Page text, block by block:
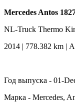
Mercedes Antos
NL-Truck Thermo
2014 | 778.382 km |
Год выпуска - 01-
Марка - Mercedes,